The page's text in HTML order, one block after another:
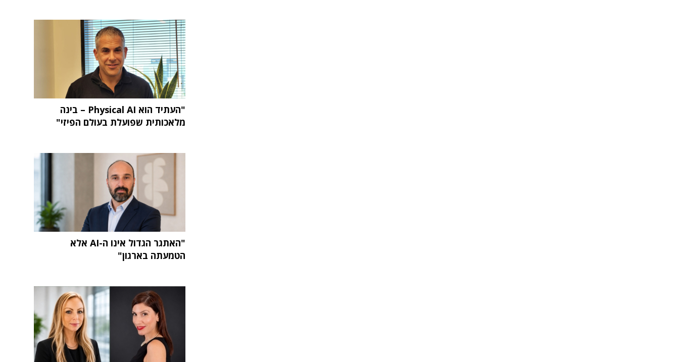
"העתיד הוא Physical AI – בינה
מלאכותית שפועלת בעולם הפיזי"
"האתגר הגדול אינו ה-AI אלא
הטמעתה בארגון"